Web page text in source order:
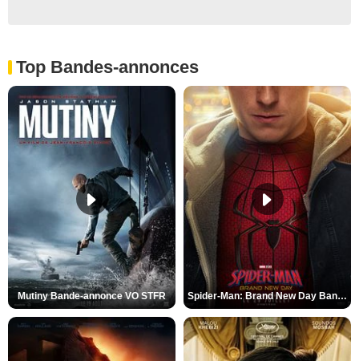
Top Bandes-annonces
Mutiny Bande-annonce VO STFR Spider-Man: Brand New Day Bande-annonce VO STFR